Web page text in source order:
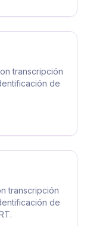
transcripción
de
transcripción
de